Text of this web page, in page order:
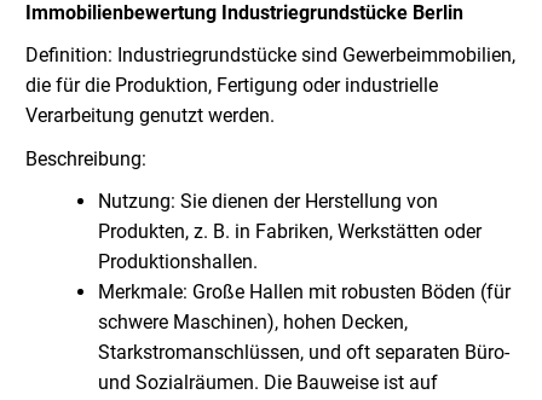
Immobilienbewertung Industriegrundstücke Berlin
Definition: Industriegrundstücke sind Gewerbeimmobilien,
die für die Produktion, Fertigung oder industrielle
Verarbeitung genutzt werden.
Beschreibung:
Nutzung: Sie dienen der Herstellung von
Produkten, z. B. in Fabriken, Werkstätten oder
Produktionshallen.
Merkmale: Große Hallen mit robusten Böden (für
schwere Maschinen), hohen Decken,
Starkstromanschlüssen, und oft separaten Büro-
und Sozialräumen. Die Bauweise ist auf